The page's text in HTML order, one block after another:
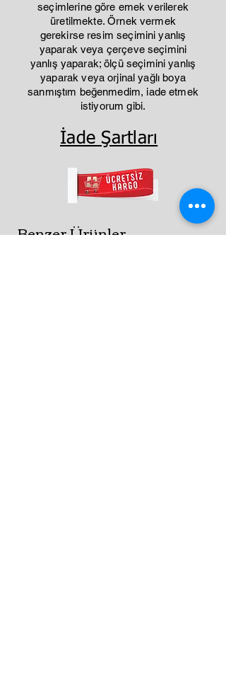
seçimlerine göre emek verilerek
üretilmekte. Örnek vermek
gerekirse resim seçimini yanlış
yaparak veya çerçeve seçimini
yanlış yaparak; ölçü seçimini yanlış
yaparak veya orjinal yağlı boya
sanmıştım beğenmedim, iade etmek
istiyorum gibi.
İade Şartları
Benzer Ürünler